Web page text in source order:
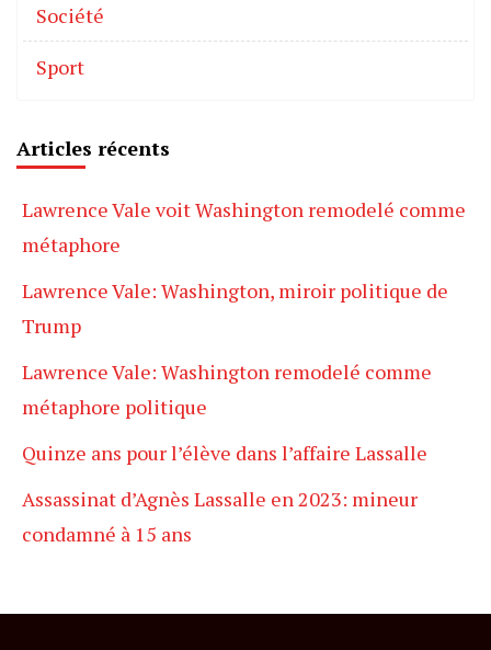
Société
Sport
Articles récents
Lawrence Vale voit Washington remodelé comme
métaphore
Lawrence Vale: Washington, miroir politique de
Trump
Lawrence Vale: Washington remodelé comme
métaphore politique
Quinze ans pour l’élève dans l’affaire Lassalle
Assassinat d’Agnès Lassalle en 2023: mineur
condamné à 15 ans